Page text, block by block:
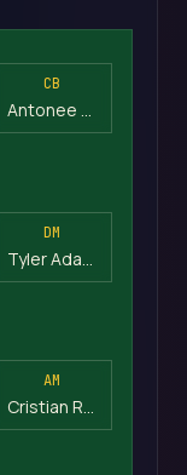
CB
Antonee Robinson
DM
AM
Cristian Roldan